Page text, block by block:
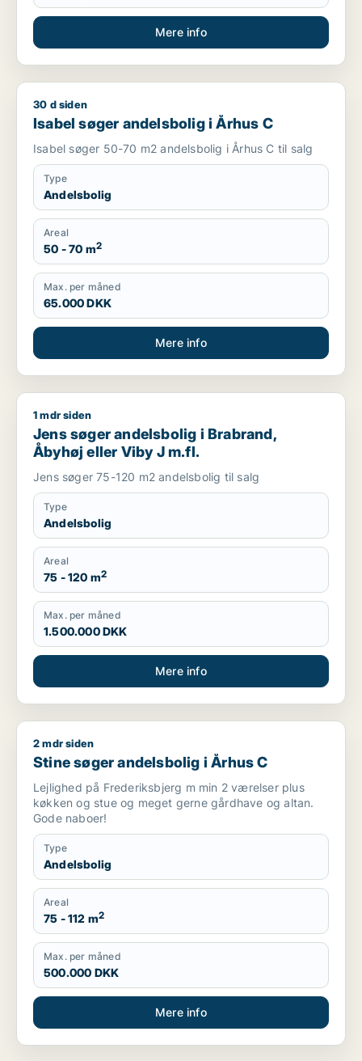
Mere info
Isabel søger andelsbolig i Århus C
30 d siden
Isabel søger andelsbolig i Århus C
Isabel søger 50-70 m2 andelsbolig i Århus C til salg
Type
Andelsbolig
Areal
50 - 70 m2
Max. per måned
65.000 DKK
Mere info
Jens søger andelsbolig i Brabrand, Åbyhøj eller Viby J m.fl.
1 mdr siden
Jens søger andelsbolig i Brabrand,
Åbyhøj eller Viby J m.fl.
Jens søger 75-120 m2 andelsbolig til salg
Type
Andelsbolig
Areal
75 - 120 m2
Max. per måned
1.500.000 DKK
Mere info
Stine søger andelsbolig i Århus C
2 mdr siden
Stine søger andelsbolig i Århus C
Lejlighed på Frederiksbjerg m min 2 værelser plus
køkken og stue og meget gerne gårdhave og altan.
Gode naboer!
Type
Andelsbolig
Areal
75 - 112 m2
Max. per måned
500.000 DKK
Mere info